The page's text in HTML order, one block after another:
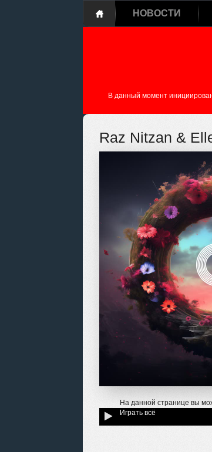
НОВОСТИ
В данный момент
Raz Nitzan &
На данной странице вы
Играть всё